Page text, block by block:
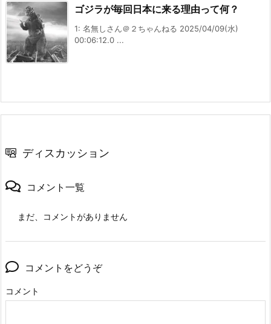
ゴジラが毎回日本に来る理由って何？
1: 名無しさん＠２ちゃんねる 2025/04/09(水)
00:06:12.0 ...
ディスカッション
コメント一覧
まだ、コメントがありません
コメントをどうぞ
コメント